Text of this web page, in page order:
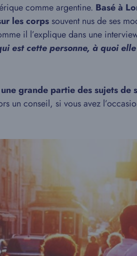
comme argentine. Basé à
les corps souvent nus de ses
il l’explique dans une
est cette personne, à quoi
une grande partie des sujets de
un conseil, si vous avez